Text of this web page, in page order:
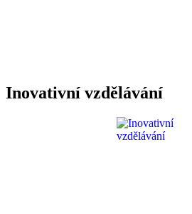
Inovativní vzdělávání